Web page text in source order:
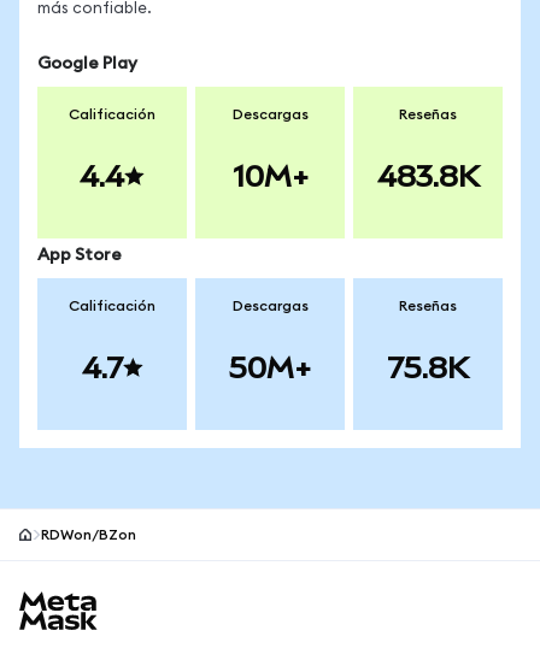
más confiable.
Google Play
Calificación
4.4
Descargas
10M+
Reseñas
483.8K
App Store
Calificación
4.7
Descargas
50M+
Reseñas
75.8K
RDWon/BZon